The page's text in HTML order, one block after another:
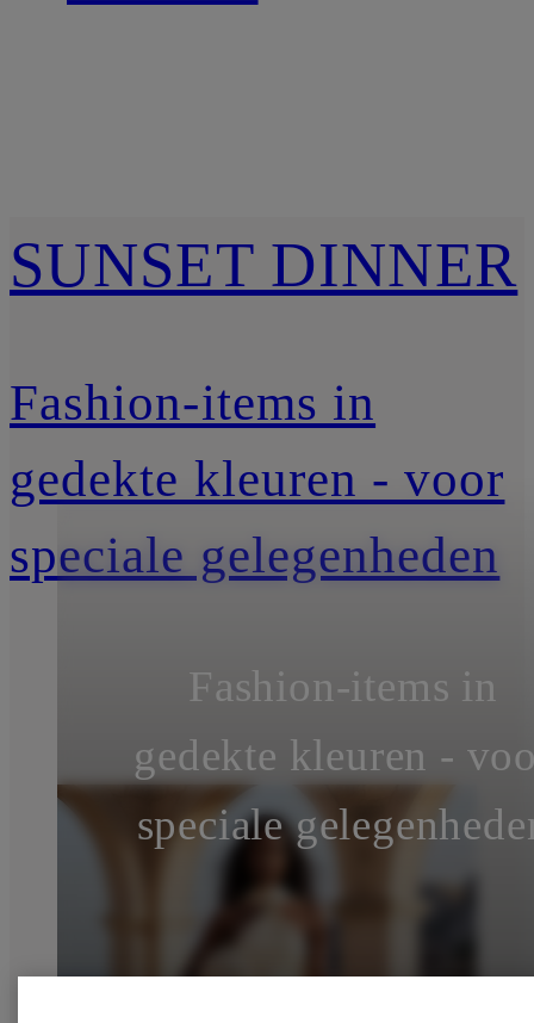
SUNSET DINNER
Fashion-items in
gedekte kleuren - voor
speciale gelegenheden
Fashion-items in
gedekte kleuren -
speciale